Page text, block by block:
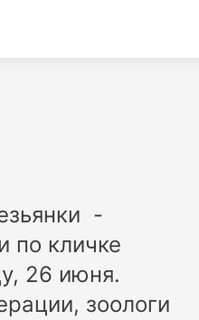
-
по кличке
26 июня.
зоологи